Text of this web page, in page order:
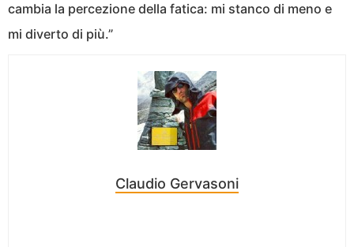
cambia la percezione della fatica: mi stanco di meno e
mi diverto di più.”
Claudio Gervasoni